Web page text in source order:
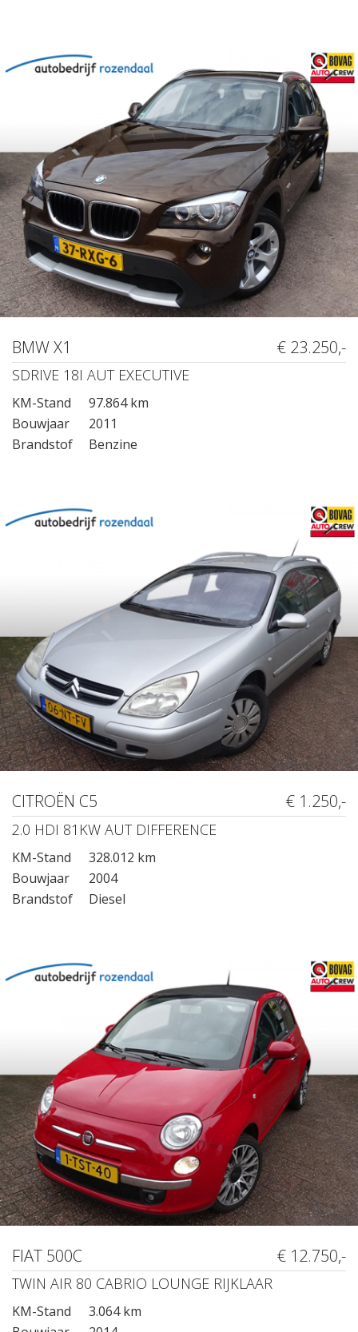
BMW X1 € 23.250,-
SDRIVE 18I AUT EXECUTIVE
KM-Stand
97.864 km
Bouwjaar
2011
Brandstof
Benzine
CITROËN C5 € 1.250,-
2.0 HDI 81KW AUT DIFFERENCE
KM-Stand
328.012 km
Bouwjaar
2004
Brandstof
Diesel
FIAT 500C € 12.750,-
TWIN AIR 80 CABRIO LOUNGE RIJKLAAR
KM-Stand
3.064 km